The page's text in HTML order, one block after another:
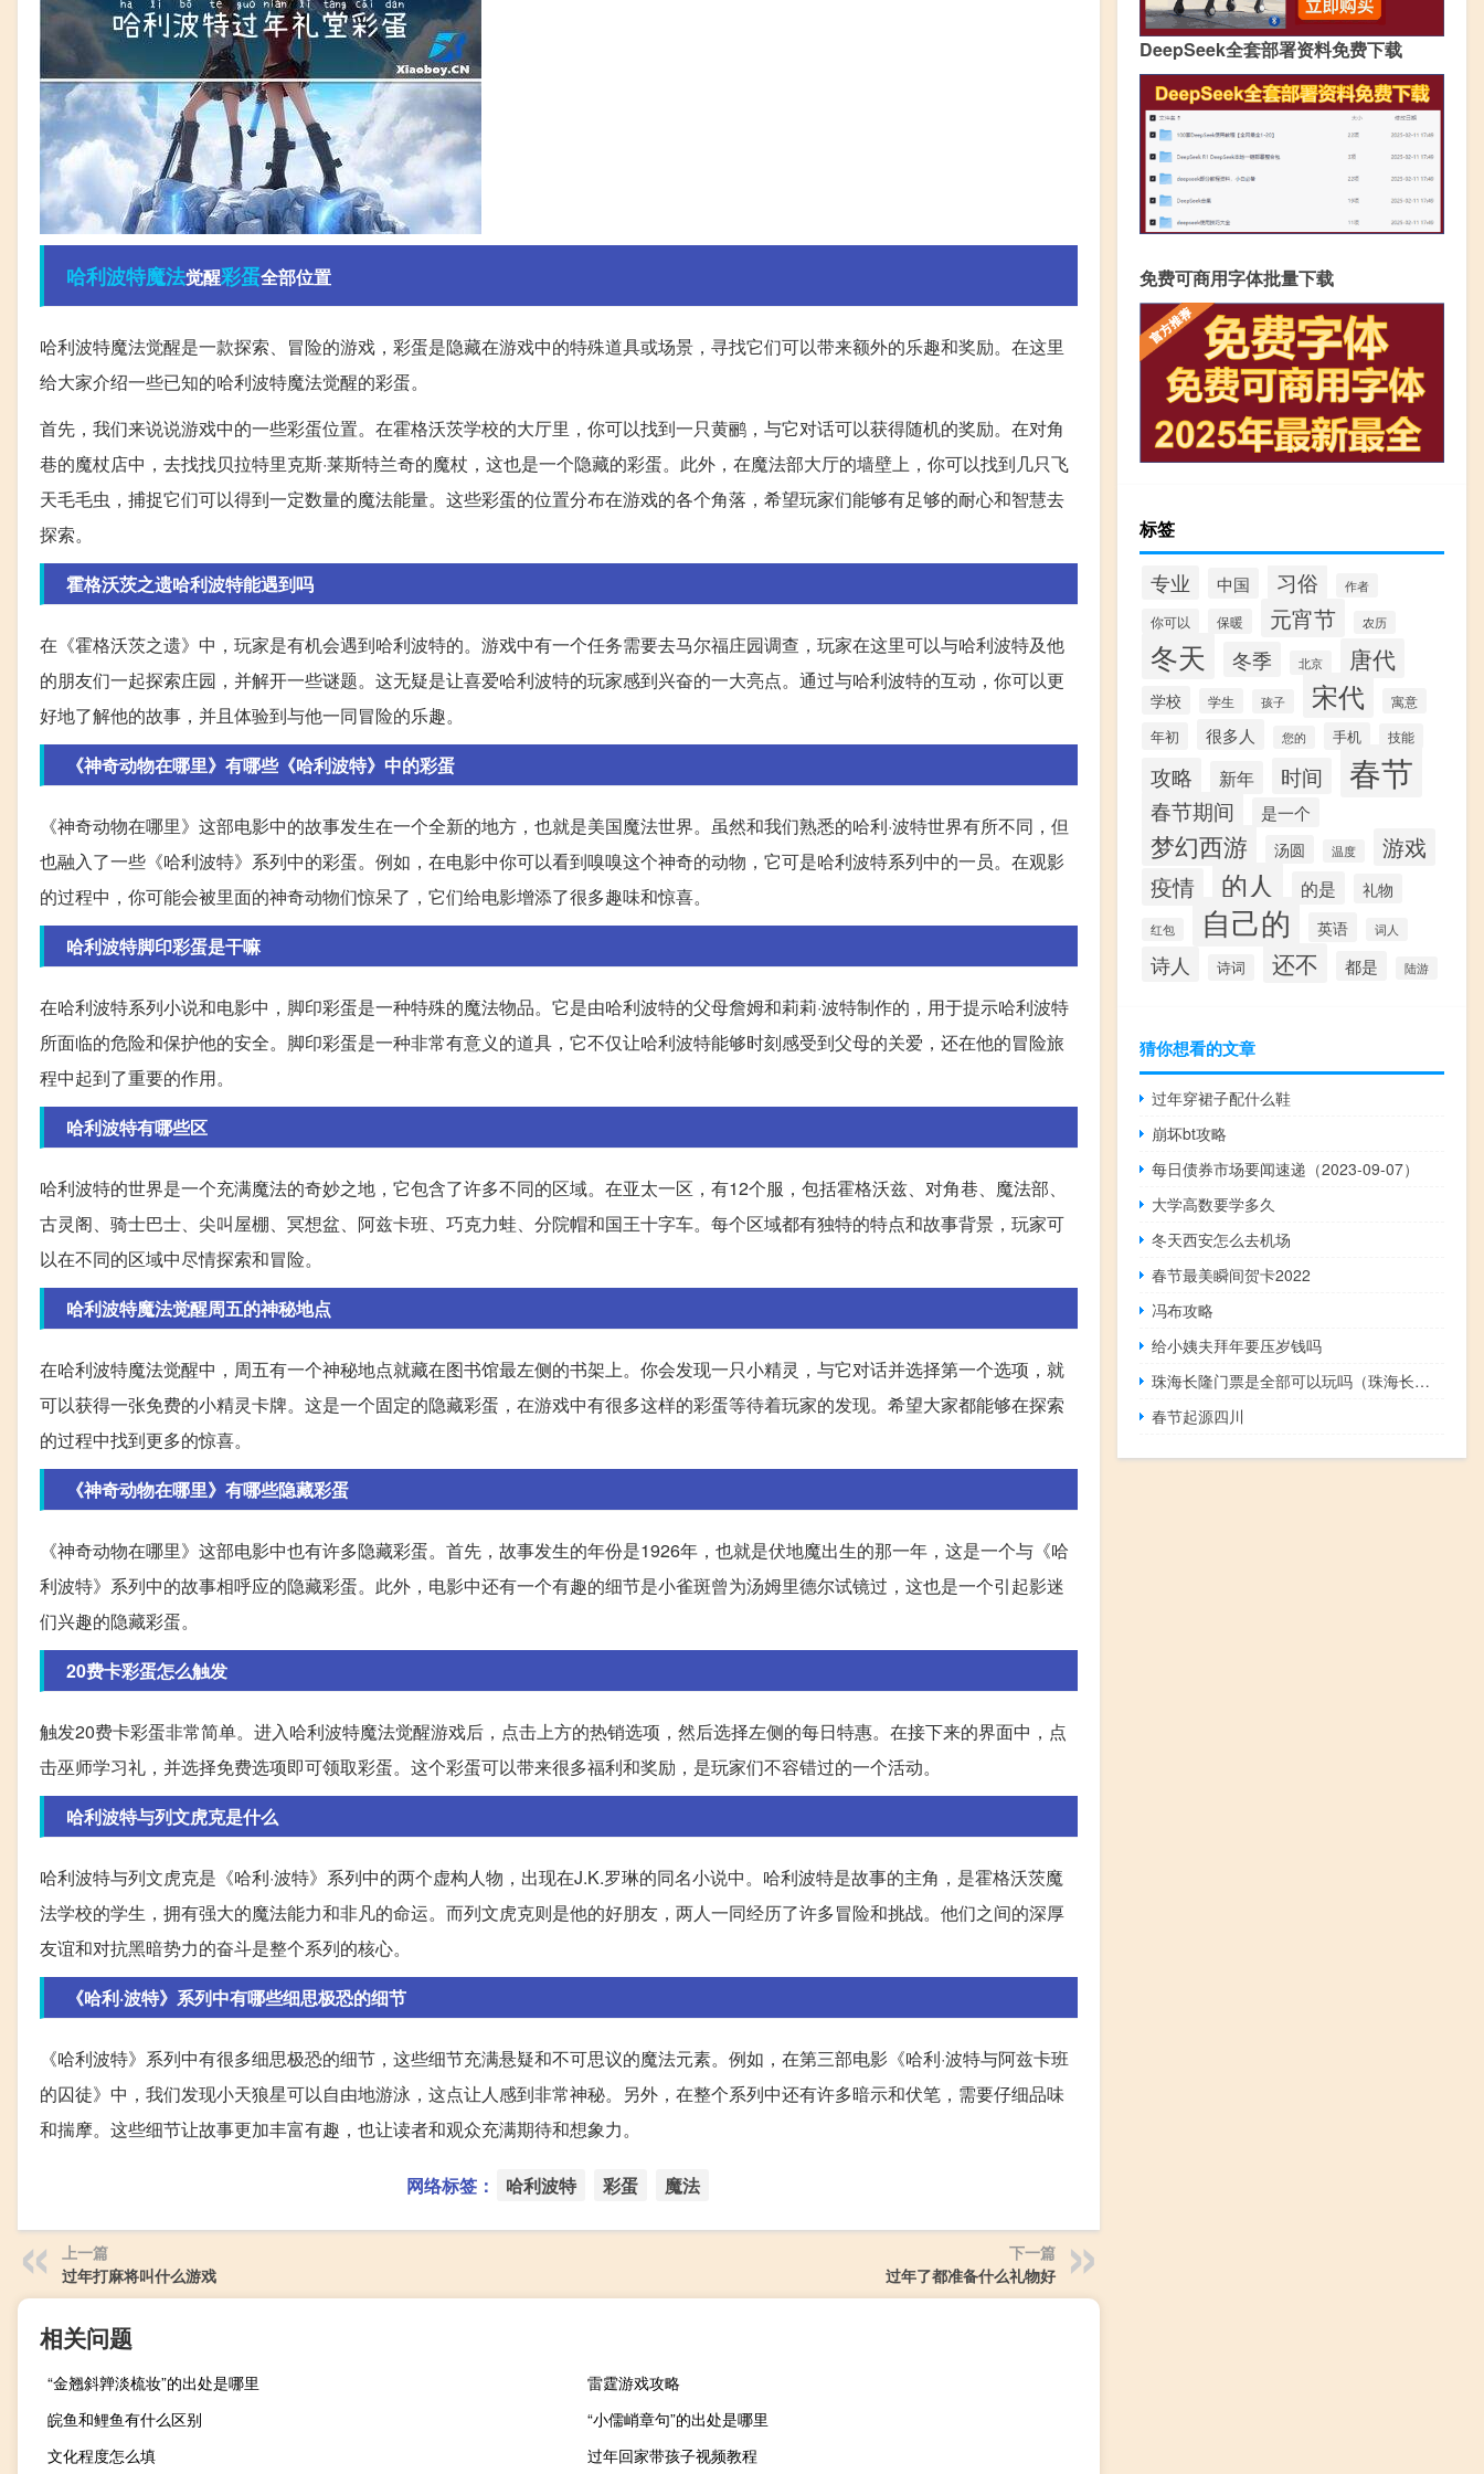
哈利波特魔法觉醒彩蛋全部位置
哈利波特魔法觉醒是一款探索、冒险的游戏，彩蛋是隐藏在游戏中的特殊道具或场景，寻找它们可以带来额外的乐趣和奖励。在这里
给大家介绍一些已知的哈利波特魔法觉醒的彩蛋。
首先，我们来说说游戏中的一些彩蛋位置。在霍格沃茨学校的大厅里，你可以找到一只黄鹂，与它对话可以获得随机的奖励。在对角
巷的魔杖店中，去找找贝拉特里克斯·莱斯特兰奇的魔杖，这也是一个隐藏的彩蛋。此外，在魔法部大厅的墙壁上，你可以找到几只飞
天毛毛虫，捕捉它们可以得到一定数量的魔法能量。这些彩蛋的位置分布在游戏的各个角落，希望玩家们能够有足够的耐心和智慧去
探索。
霍格沃茨之遗哈利波特能遇到吗
在《霍格沃茨之遗》中，玩家是有机会遇到哈利波特的。游戏中有一个任务需要去马尔福庄园调查，玩家在这里可以与哈利波特及他
的朋友们一起探索庄园，并解开一些谜题。这无疑是让喜爱哈利波特的玩家感到兴奋的一大亮点。通过与哈利波特的互动，你可以更
好地了解他的故事，并且体验到与他一同冒险的乐趣。
《神奇动物在哪里》有哪些《哈利波特》中的彩蛋
《神奇动物在哪里》这部电影中的故事发生在一个全新的地方，也就是美国魔法世界。虽然和我们熟悉的哈利·波特世界有所不同，但
也融入了一些《哈利波特》系列中的彩蛋。例如，在电影中你可以看到嗅嗅这个神奇的动物，它可是哈利波特系列中的一员。在观影
的过程中，你可能会被里面的神奇动物们惊呆了，它们给电影增添了很多趣味和惊喜。
哈利波特脚印彩蛋是干嘛
在哈利波特系列小说和电影中，脚印彩蛋是一种特殊的魔法物品。它是由哈利波特的父母詹姆和莉莉·波特制作的，用于提示哈利波特
所面临的危险和保护他的安全。脚印彩蛋是一种非常有意义的道具，它不仅让哈利波特能够时刻感受到父母的关爱，还在他的冒险旅
程中起到了重要的作用。
哈利波特有哪些区
哈利波特的世界是一个充满魔法的奇妙之地，它包含了许多不同的区域。在亚太一区，有12个服，包括霍格沃兹、对角巷、魔法部、
古灵阁、骑士巴士、尖叫屋棚、冥想盆、阿兹卡班、巧克力蛙、分院帽和国王十字车。每个区域都有独特的特点和故事背景，玩家可
以在不同的区域中尽情探索和冒险。
哈利波特魔法觉醒周五的神秘地点
在哈利波特魔法觉醒中，周五有一个神秘地点就藏在图书馆最左侧的书架上。你会发现一只小精灵，与它对话并选择第一个选项，就
可以获得一张免费的小精灵卡牌。这是一个固定的隐藏彩蛋，在游戏中有很多这样的彩蛋等待着玩家的发现。希望大家都能够在探索
的过程中找到更多的惊喜。
《神奇动物在哪里》有哪些隐藏彩蛋
《神奇动物在哪里》这部电影中也有许多隐藏彩蛋。首先，故事发生的年份是1926年，也就是伏地魔出生的那一年，这是一个与《哈
利波特》系列中的故事相呼应的隐藏彩蛋。此外，电影中还有一个有趣的细节是小雀斑曾为汤姆里德尔试镜过，这也是一个引起影迷
们兴趣的隐藏彩蛋。
20费卡彩蛋怎么触发
触发20费卡彩蛋非常简单。进入哈利波特魔法觉醒游戏后，点击上方的热销选项，然后选择左侧的每日特惠。在接下来的界面中，点
击巫师学习礼，并选择免费选项即可领取彩蛋。这个彩蛋可以带来很多福利和奖励，是玩家们不容错过的一个活动。
哈利波特与列文虎克是什么
哈利波特与列文虎克是《哈利·波特》系列中的两个虚构人物，出现在J.K.罗琳的同名小说中。哈利波特是故事的主角，是霍格沃茨魔
法学校的学生，拥有强大的魔法能力和非凡的命运。而列文虎克则是他的好朋友，两人一同经历了许多冒险和挑战。他们之间的深厚
友谊和对抗黑暗势力的奋斗是整个系列的核心。
《哈利·波特》系列中有哪些细思极恐的细节
《哈利波特》系列中有很多细思极恐的细节，这些细节充满悬疑和不可思议的魔法元素。例如，在第三部电影《哈利·波特与阿兹卡班
的囚徒》中，我们发现小天狼星可以自由地游泳，这点让人感到非常神秘。另外，在整个系列中还有许多暗示和伏笔，需要仔细品味
和揣摩。这些细节让故事更加丰富有趣，也让读者和观众充满期待和想象力。
网络标签： 哈利波特 彩蛋 魔法
上一篇
过年打麻将叫什么游戏
下一篇
过年了都准备什么礼物好
相关问题
“金翘斜亸淡梳妆”的出处是哪里
雷霆游戏攻略
皖鱼和鲤鱼有什么区别
“小儒峭章句”的出处是哪里
文化程度怎么填
过年回家带孩子视频教程
DeepSeek全套部署资料免费下载
免费可商用字体批量下载
标签
专业 中国 习俗 作者
你可以 保暖 元宵节 农历
冬天 冬季 北京 唐代
学校 学生 孩子 宋代 寓意
年初 很多人 您的 手机 技能
攻略 新年 时间 春节
春节期间 是一个
梦幻西游 汤圆 温度
游戏
疫情
的人 的是 礼物
红包 自己的 英语 词人
诗人 诗词 还不 都是 陆游
猜你想看的文章
过年穿裙子配什么鞋
崩坏bt攻略
每日债券市场要闻速递（2023-09-07）
大学高数要学多久
冬天西安怎么去机场
春节最美瞬间贺卡2022
冯布攻略
给小姨夫拜年要压岁钱吗
珠海长隆门票是全部可以玩吗（珠海长隆门票）
春节起源四川